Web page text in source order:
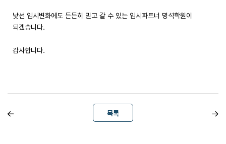
낯선 입시변화에도 든든히 믿고 갈 수 있는 입시파트너 명석학원이
되겠습니다.
감사합니다.
목록